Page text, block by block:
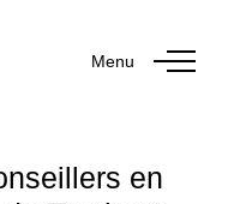
Menu
en